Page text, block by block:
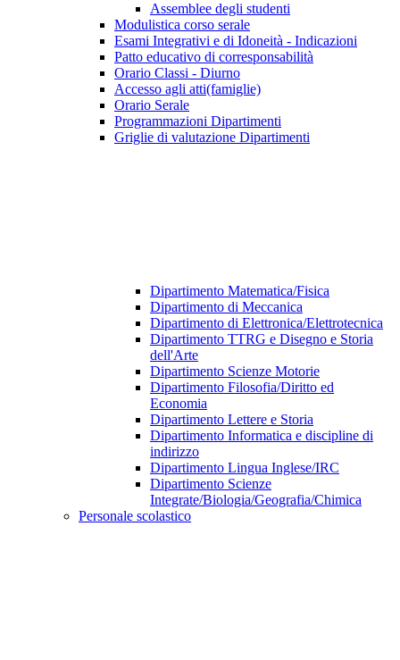
Assemblee degli studenti
Modulistica corso serale
Esami Integrativi e di Idoneità - Indicazioni
Patto educativo di corresponsabilità
Orario Classi - Diurno
Accesso agli atti(famiglie)
Orario Serale
Programmazioni Dipartimenti
Griglie di valutazione Dipartimenti
Dipartimento Matematica/Fisica
Dipartimento di Meccanica
Dipartimento di Elettronica/Elettrotecnica
Dipartimento TTRG e Disegno e Storia
dell'Arte
Dipartimento Scienze Motorie
Dipartimento Filosofia/Diritto ed
Economia
Dipartimento Lettere e Storia
Dipartimento Informatica e discipline di
indirizzo
Dipartimento Lingua Inglese/IRC
Dipartimento Scienze
Integrate/Biologia/Geografia/Chimica
Personale scolastico